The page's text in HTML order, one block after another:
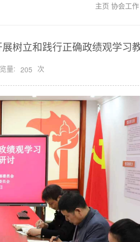
主页 协会工作
树立和践行正确政绩观学习
量: 205 次